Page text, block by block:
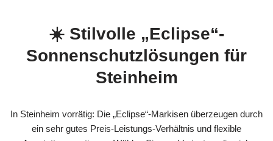
☀️ Stilvolle „Eclipse“-
Sonnenschutzlösungen für
Steinheim
In Steinheim vorrätig: Die „Eclipse“-Markisen überzeugen durch
ein sehr gutes Preis‑Leistungs‑Verhältnis und flexible